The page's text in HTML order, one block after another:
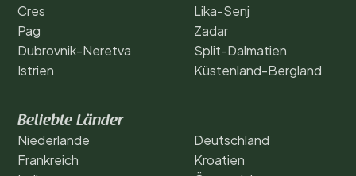
Cres
Pag
Dubrovnik-Neretva
Istrien
Lika-Senj
Zadar
Split-Dalmatien
Küstenland-Bergland
Beliebte Länder
Niederlande
Frankreich
Deutschland
Kroatien